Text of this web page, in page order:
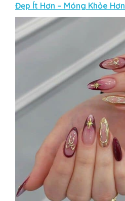
Đẹp Ít Hơn – Móng Khỏe Hơn